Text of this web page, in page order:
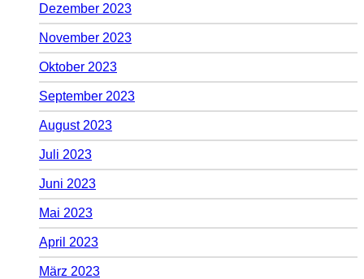
Dezember 2023
November 2023
Oktober 2023
September 2023
August 2023
Juli 2023
Juni 2023
Mai 2023
April 2023
März 2023